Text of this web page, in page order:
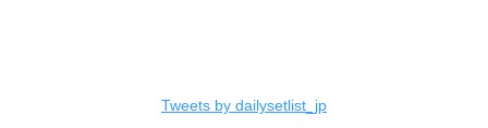
Tweets by dailysetlist_jp